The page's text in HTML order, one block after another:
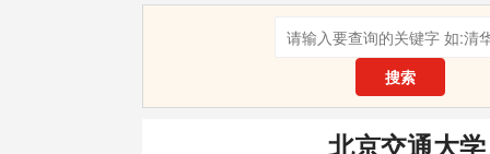
搜索
北京交通大学